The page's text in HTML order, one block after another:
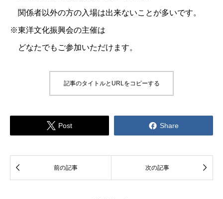
関係者以外の方の入場は出来ないことが多いです。
※東洋文化振興会の主催は
どなたでもご参加いただけます。
記事のタイトルとURLをコピーする
 Post  Share
 前の記事 次の記事 